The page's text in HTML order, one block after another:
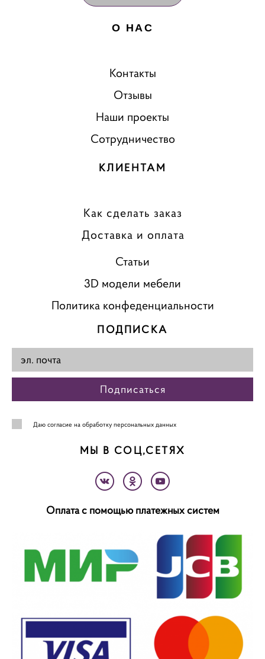
О НАС
Контакты
Отзывы
Наши проекты
Сотрудничество
КЛИЕНТАМ
Как сделать заказ
Доставка и оплата
Статьи
3D модели мебели
Политика конфеденциальности
ПОДПИСКА
Подписаться
Даю согласие на обработку персональных данных
МЫ В СОЦ,СЕТЯХ
Оплата с помощью платежных систем